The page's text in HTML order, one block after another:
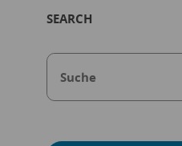
SEARCH